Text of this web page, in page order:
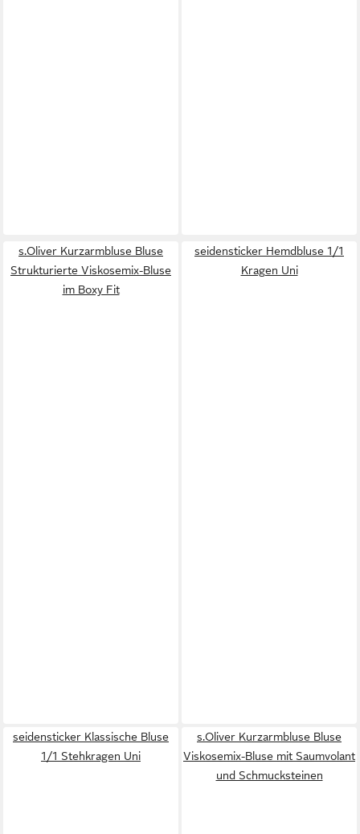
s.Oliver Kurzarmbluse Bluse
Strukturierte Viskosemix-Bluse
im Boxy Fit
seidensticker Hemdbluse 1/1
Kragen Uni
seidensticker Klassische Bluse
1/1 Stehkragen Uni
s.Oliver Kurzarmbluse Bluse
Viskosemix-Bluse mit Saumvolant
und Schmucksteinen